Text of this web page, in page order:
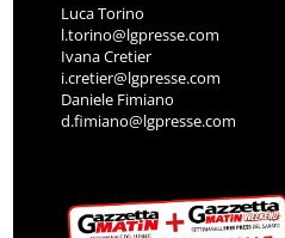
Luca Torino
l.torino@lgpresse.com
Ivana Cretier
i.cretier@lgpresse.com
Daniele Fimiano
d.fimiano@lgpresse.com